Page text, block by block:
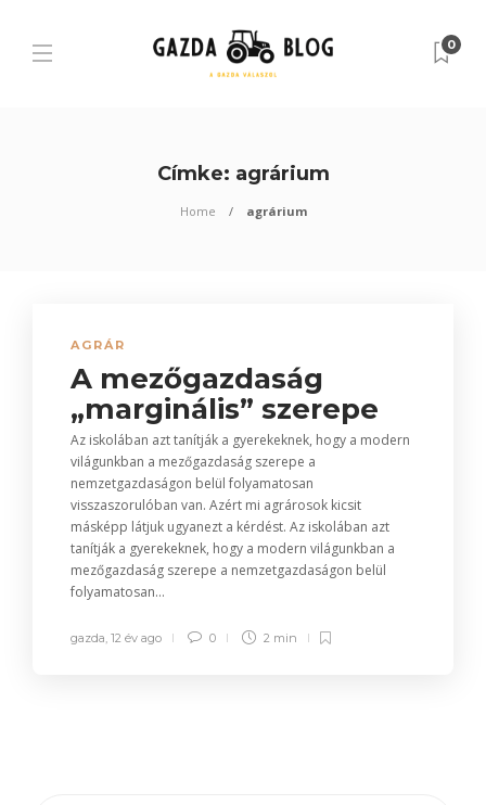
0
Címke: agrárium
Home agrárium
AGRÁR
A mezőgazdaság
„marginális” szerepe
Az iskolában azt tanítják a gyerekeknek, hogy a modern
világunkban a mezőgazdaság szerepe a
nemzetgazdaságon belül folyamatosan
visszaszorulóban van. Azért mi agrárosok kicsit
másképp látjuk ugyanezt a kérdést. Az iskolában azt
tanítják a gyerekeknek, hogy a modern világunkban a
mezőgazdaság szerepe a nemzetgazdaságon belül
folyamatosan...
gazda, 12 év ago 0 2 min